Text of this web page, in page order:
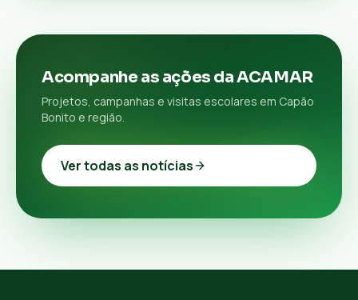
Acompanhe as ações da ACAMAR
Projetos, campanhas e visitas escolares em Capão
Bonito e região.
Ver todas as notícias